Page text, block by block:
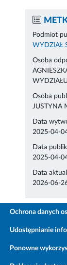
Podmiot
WYDZIAŁ
Osoba
Osoba
JUSTYNA
Data
2025-04-
Data
2025-04-
Data
2026-06-
Ochrona danych
Udostępnianie
Ponowne